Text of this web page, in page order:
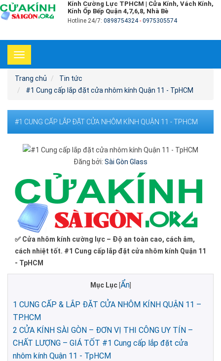
Kính Cường Lực TPHCM | Cửa Kính, Vách Kính,
Kính Ốp Bếp Quận 4,7,6,8, Nhà Bè
Hotline 24/7: 0898754324- 0975305574
Toggle
navigation
Trang chủ
Tin tức
#1 Cung cấp lắp đặt cửa nhôm kính Quận 11 - TpHCM
#1 CUNG CẤP LẮP ĐẶT CỬA NHÔM KÍNH QUẬN 11 - TPHCM
Đăng bởi: Sài Gòn Glass
✅ Cửa nhôm kính cường lực – Độ an toàn cao, cách âm,
cách nhiệt tốt. #1 Cung cấp lắp đặt cửa nhôm kính Quận 11
- TpHCM
Mục Lục Ẩn]
1 CUNG CẤP & LẮP ĐẶT CỬA NHÔM KÍNH QUẬN 11 –
TP.HCM
2 CỬA KÍNH SÀI GÒN – ĐƠN VỊ THI CÔNG UY TÍN –
CHẤT LƯỢNG – GIÁ TỐT #1 Cung cấp lắp đặt cửa
nhôm kính Quận 11 - TpHCM